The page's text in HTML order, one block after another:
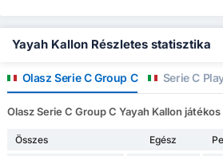
Yayah Kallon Részletes statisztika
Olasz Serie C Group C Serie C
Olasz Serie C Group C Yayah Kallon
Összes Egész